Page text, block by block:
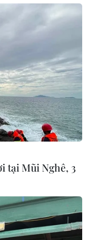
KHÚC THANH
tại Mũi Nghê, 3